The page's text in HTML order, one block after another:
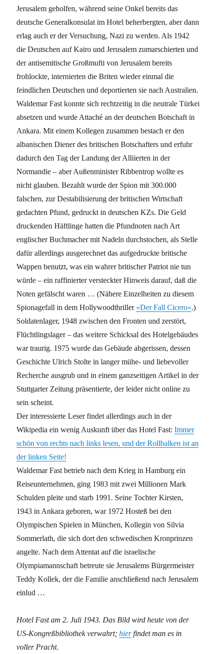
Jerusalem geholfen, während seine Onkel bereits das
deutsche Generalkonsulat im Hotel beherbergten, aber dann
erlag auch er der Versuchung, Nazi zu werden. Als 1942
die Deutschen auf Kairo und Jerusalem zumarschierten und
der antisemitische Großmufti von Jerusalem bereits
frohlockte, internierten die Briten wieder einmal die
feindlichen Deutschen und deportierten sie nach Australien.
Waldemar Fast konnte sich rechtzeitig in die neutrale Türkei
absetzen und wurde Attaché an der deutschen Botschaft in
Ankara. Mit einem Kollegen zusammen bestach er den
albanischen Diener des britischen Botschafters und erfuhr
dadurch den Tag der Landung der Alliierten in der
Normandie – aber Außenminister Ribbentrop wollte es
nicht glauben. Bezahlt wurde der Spion mit 300.000
falschen, zur Destabilisierung der britischen Wirtschaft
gedachten Pfund, gedruckt in deutschen KZs. Die Geld
druckenden Häftlinge hatten die Pfundnoten nach Art
englischer Buchmacher mit Nadeln durchstochen, als Stelle
dafür allerdings ausgerechnet das aufgedruckte britische
Wappen benutzt, was ein wahrer britischer Patriot nie tun
würde – ein raffinierter versteckter Hinweis darauf, daß die
Noten gefälscht waren … (Nähere Einzelheiten zu diesem
Spionagefall in dem Hollywoodthriller »Der Fall Cicero«.)
Soldatenlager, 1948 zwischen den Fronten und zerstört,
Flüchtlingslager – das weitere Schicksal des Hotelgebäudes
war traurig. 1975 wurde das Gebäude abgerissen, dessen
Geschichte Ulrich Stolte in langer mühe- und liebevoller
Recherche ausgrub und in einem ganzseitigen Artikel in der
Stuttgarter Zeitung präsentierte, der leider nicht online zu
sein scheint.
Der interessierte Leser findet allerdings auch in der
Wikipedia ein wenig Auskunft über das Hotel Fast:Immer
schön von rechts nach links lesen, und der Rollbalken ist an
der linken Seite!
Waldemar Fast betrieb nach dem Krieg in Hamburg ein
Reiseunternehmen, ging 1983 mit zwei Millionen Mark
Schulden pleite und starb 1991. Seine Tochter Kirsten,
1943 in Ankara geboren, war 1972 Hosteß bei den
Olympischen Spielen in München, Kollegin von Silvia
Sommerlath, die sich dort den schwedischen Kronprinzen
angelte. Nach dem Attentat auf die israelische
Olympiamannschaft betreute sie Jerusalems Bürgermeister
Teddy Kollek, der die Familie anschließend nach Jerusalem
einlud …
Hotel Fast am 2. Juli 1943. Das Bild wird heute von der
US-Kongreßbibliothek verwahrt;hierfindet man es in
voller Pracht.